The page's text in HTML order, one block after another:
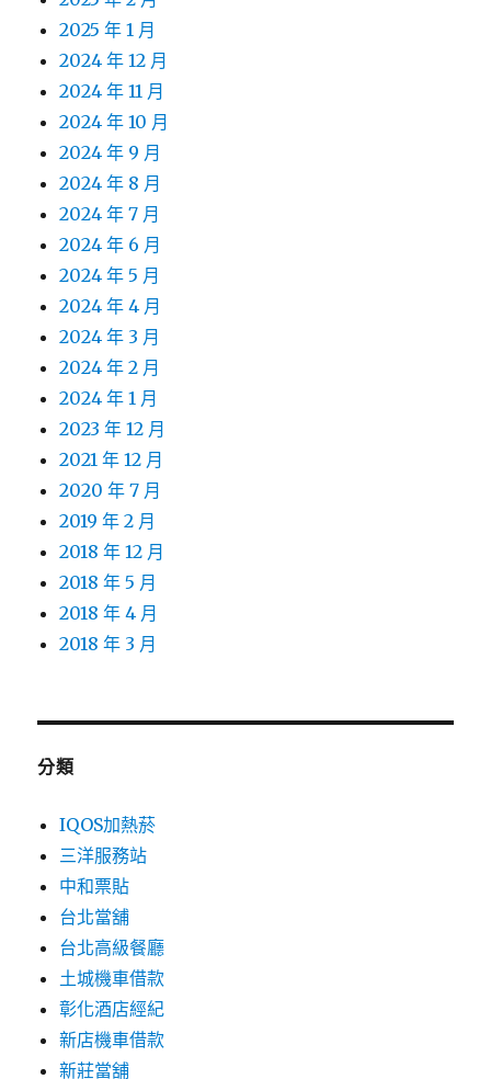
2025 年 1 月
2024 年 12 月
2024 年 11 月
2024 年 10 月
2024 年 9 月
2024 年 8 月
2024 年 7 月
2024 年 6 月
2024 年 5 月
2024 年 4 月
2024 年 3 月
2024 年 2 月
2024 年 1 月
2023 年 12 月
2021 年 12 月
2020 年 7 月
2019 年 2 月
2018 年 12 月
2018 年 5 月
2018 年 4 月
2018 年 3 月
分類
IQOS加熱菸
三洋服務站
中和票貼
台北當舖
台北高級餐廳
土城機車借款
彰化酒店經紀
新店機車借款
新莊當舖